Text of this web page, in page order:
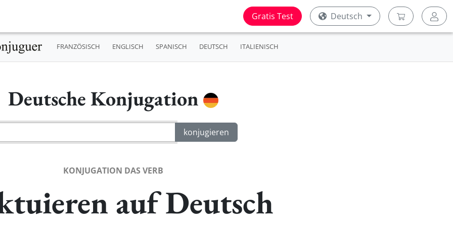
Gratis Test Deutsch
FRANZÖSISCH ENGLISCH SPANISCH DEUTSCH ITALIENISCH
Deutsche Konjugation
KONJUGATION DAS VERB
auf Deutsch